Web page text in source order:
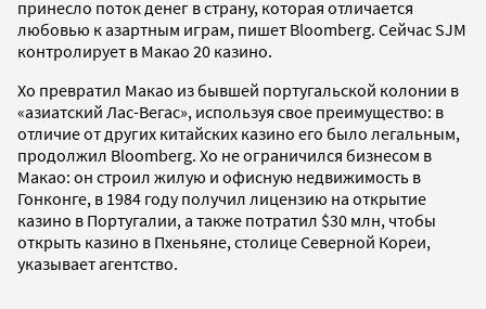
принесло поток денег в страну, которая отличается
любовью к азартным играм, пишет Bloomberg. Сейчас SJM
контролирует в Макао 20 казино.
Хо превратил Макао из бывшей португальской колонии в
«азиатский Лас-Вегас», используя свое преимущество: в
отличие от других китайских казино его было легальным,
продолжил Bloomberg. Хо не ограничился бизнесом в
Макао: он строил жилую и офисную недвижимость в
Гонконге, в 1984 году получил лицензию на открытие
казино в Португалии, а также потратил $30 млн, чтобы
открыть казино в Пхеньяне, столице Северной Кореи,
указывает агентство.